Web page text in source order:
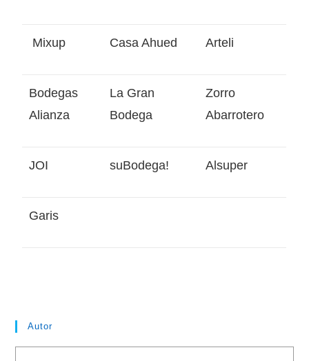
Mixup Casa Ahued Arteli
Bodegas
Alianza
La Gran
Bodega
Zorro
Abarrotero
JOI suBodega! Alsuper
Garis
Autor